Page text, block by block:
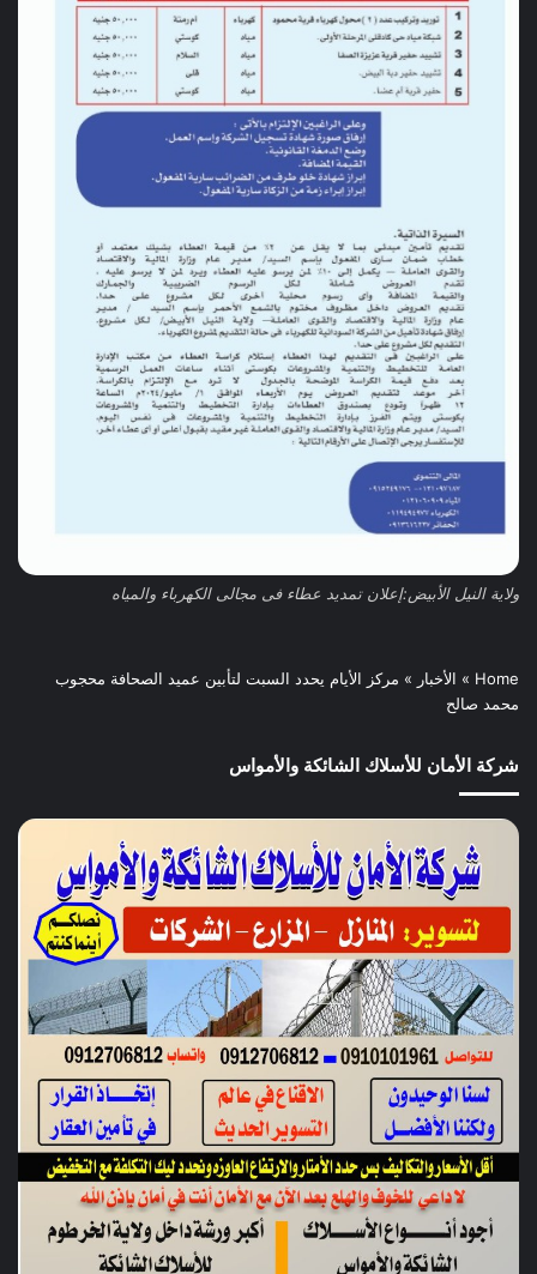
ولاية النيل الأبيض:إعلان تمديد عطاء فى مجالى الكهرباء والمياه
Home
» الأخبار » مركز الأيام يحدد السبت لتأبين عميد الصحافة محجوب
محمد صالح
شركة الأمان للأسلاك الشائكة والأمواس